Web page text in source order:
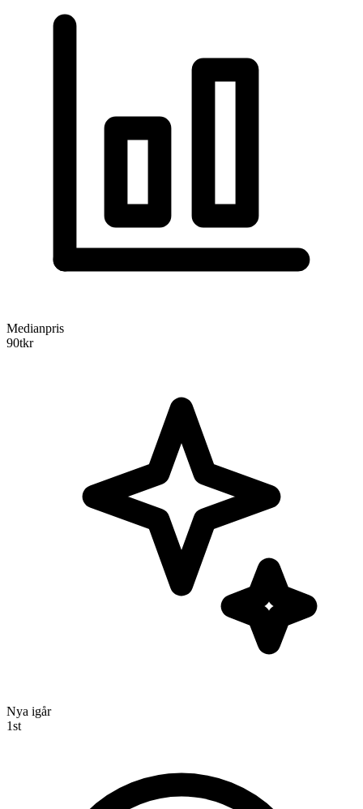
Medianpris
90tkr
Nya igår
1st